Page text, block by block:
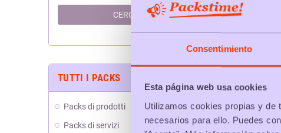
Consentimiento
Esta página web usa cookies
Utilizamos cookies propias y de
necesarios para ello. Puedes
CERCARE
TUTTI I PACKS
Packs di prodotti
Packs di servizi